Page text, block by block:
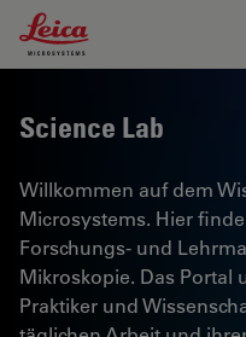
Leica Microsystems Logo
Science Lab
Willkommen auf dem
Microsystems. Hier
Forschungs- und
Mikroskopie. Das Portal
Praktiker und